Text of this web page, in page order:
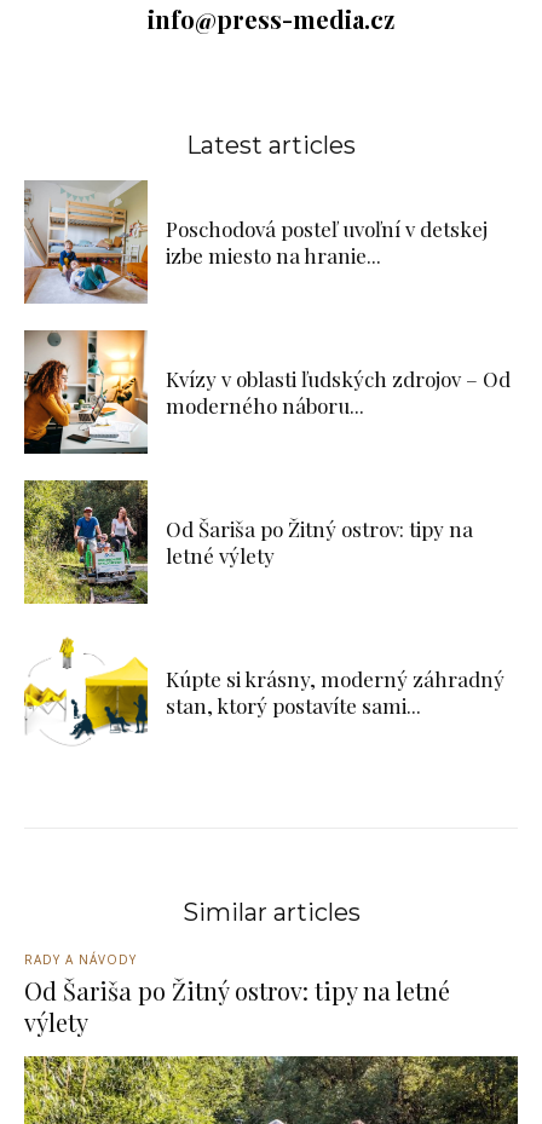
info@press-media.cz
Latest articles
Poschodová posteľ uvoľní v detskej
izbe miesto na hranie...
Kvízy v oblasti ľudských zdrojov – Od
moderného náboru...
Od Šariša po Žitný ostrov: tipy na
letné výlety
Kúpte si krásny, moderný záhradný
stan, ktorý postavíte sami...
Similar articles
RADY A NÁVODY
Od Šariša po Žitný ostrov: tipy na letné
výlety